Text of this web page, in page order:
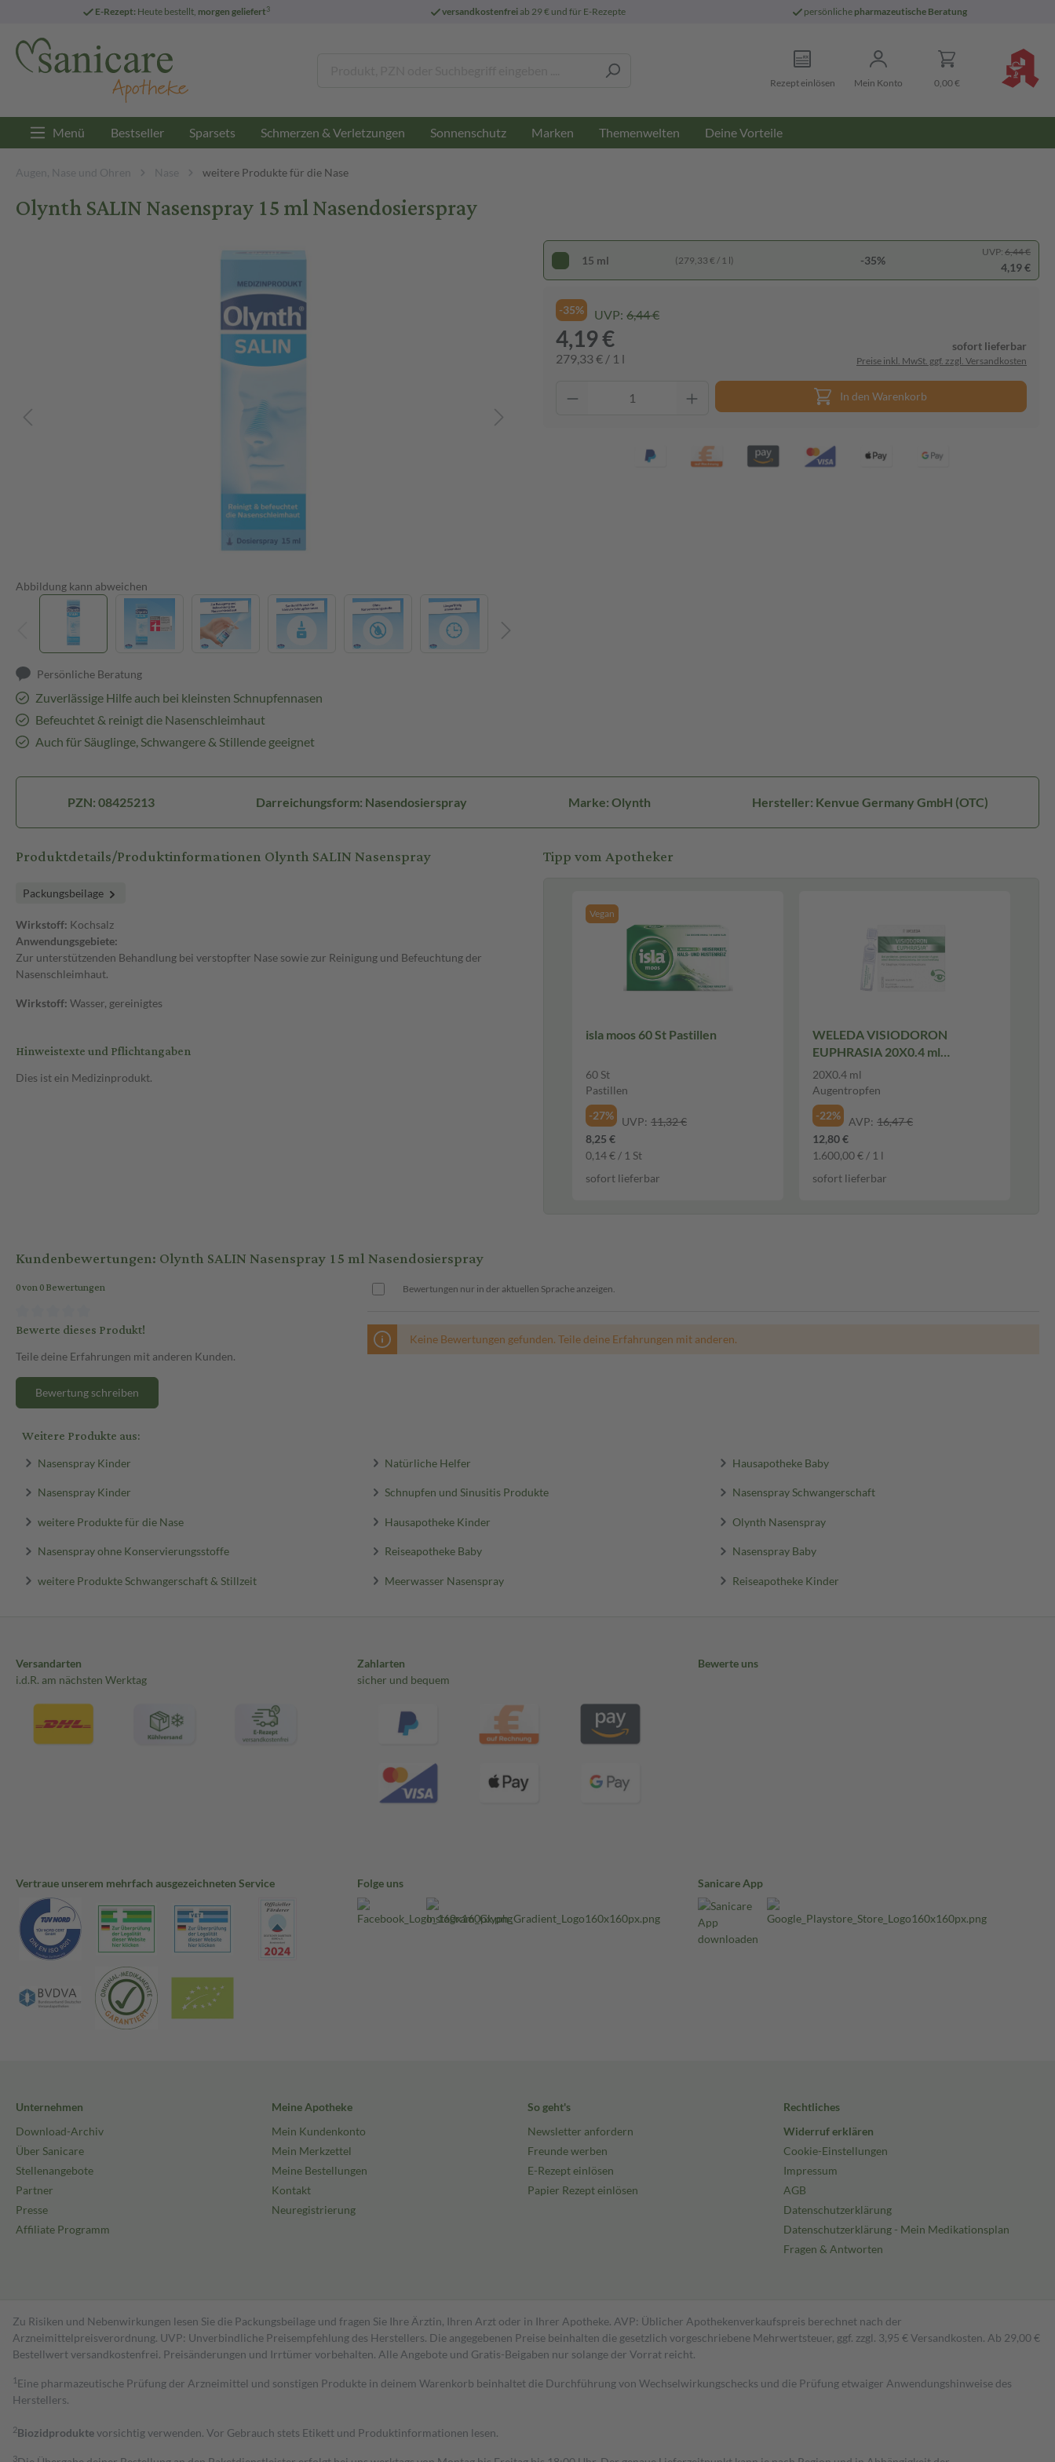
E-Rezept: Heute bestellt, morgen geliefert3 versandkostenfreiab 29 € und für E-Rezepte persönliche pharmazeutische Beratung
Rezept einlösen Mein Konto 0,00 €
Menü Bestseller Sparsets Schmerzen & Verletzungen Sonnenschutz Marken Themenwelten Deine Vorteile
Augen, Nase und Ohren Nase weitere Produkte für die Nase
Olynth SALIN Nasenspray 15 ml Nasendosierspray
Abbildung kann abweichen
Persönliche Beratung
Zuverlässige Hilfe auch bei kleinsten Schnupfennasen
Befeuchtet & reinigt die Nasenschleimhaut
Auch für Säuglinge, Schwangere & Stillende geeignet
15 ml (279,33 € / 1 l) -35%
UVP: 6,44 €
4,19 €
-35% UVP: 6,44 €
4,19 €
279,33 € / 1 l
sofort lieferbar
Preise inkl. MwSt. ggf. zzgl. Versandkosten
In den Warenkorb
PZN: 08425213 Darreichungsform: Nasendosierspray Marke: Olynth Hersteller: Kenvue Germany GmbH (OTC)
Produktdetails/Produktinformationen Olynth SALIN Nasenspray
Packungsbeilage
Wirkstoff: Kochsalz
Anwendungsgebiete:
Zur unterstützenden Behandlung bei verstopfter Nase sowie zur Reinigung und Befeuchtung der
Nasenschleimhaut.
Wirkstoff: Wasser, gereinigtes
Hinweistexte und Pflichtangaben
Dies ist ein Medizinprodukt.
Tipp vom Apotheker
Vegan
isla moos 60 St Pastillen
60 St
Pastillen
-27%
UVP: 11,32 €
8,25 €
0,14 € / 1 St
sofort lieferbar
WELEDA VISIODORON
EUPHRASIA 20X0.4 ml
Augentropfen
20X0.4 ml
Augentropfen
-22%
AVP: 16,47 €
12,80 €
1.600,00 € / 1 l
sofort lieferbar
Kundenbewertungen: Olynth SALIN Nasenspray 15 ml Nasendosierspray
0 von 0 Bewertungen
Bewerte dieses Produkt!
Teile deine Erfahrungen mit anderen Kunden.
Bewertung schreiben
Bewertungen nur in der aktuellen Sprache anzeigen.
Keine Bewertungen gefunden. Teile deine Erfahrungen mit anderen.
Weitere Produkte aus:
Nasenspray Kinder Natürliche Helfer Hausapotheke Baby
Nasenspray Kinder Schnupfen und Sinusitis Produkte Nasenspray Schwangerschaft
weitere Produkte für die Nase Hausapotheke Kinder Olynth Nasenspray
Nasenspray ohne Konservierungsstoffe Reiseapotheke Baby Nasenspray Baby
weitere Produkte Schwangerschaft & Stillzeit Meerwasser Nasenspray Reiseapotheke Kinder
Versandarten
i.d.R. am nächsten Werktag
Zahlarten
sicher und bequem
Bewerte uns
Vertraue unserem mehrfach ausgezeichneten Service Folge uns Sanicare App
Unternehmen
Download-Archiv
Über Sanicare
Stellenangebote
Partner
Presse
Affiliate Programm
Meine Apotheke
Mein Kundenkonto
Mein Merkzettel
Meine Bestellungen
Kontakt
Neuregistrierung
So geht's
Newsletter anfordern
Freunde werben
E-Rezept einlösen
Papier Rezept einlösen
Rechtliches
Widerruf erklären
Cookie-Einstellungen
Impressum
AGB
Datenschutzerklärung
Datenschutzerklärung - Mein Medikationsplan
Fragen & Antworten
Zu Risiken und Nebenwirkungen lesen Sie die Packungsbeilage und fragen Sie Ihre Ärztin, Ihren Arzt oder in Ihrer Apotheke. AVP: Üblicher Apothekenverkaufspreis berechnet nach der
Arzneimittelpreisverordnung. UVP: Unverbindliche Preisempfehlung des Herstellers. Die angegebenen Preise beinhalten die gesetzlich vorgeschriebene Mehrwertsteuer, ggf. zzgl. 3,95 € Versandkosten. Ab 29,00 €
Bestell­wert versand­kosten­frei. Preisänderungen und Irrtümer vorbehalten. Alle Angebote und Gratis-Beigaben nur solange der Vorrat reicht.
1 Eine pharmazeutische Prüfung der Arzneimittel und sonstigen Produkte in deinem Warenkorb beinhaltet die Durchführung von Wechselwirkungschecks und die Prüfung etwaiger Anwendungshinweise des
Herstellers.
2Biozidproduktevorsichtig verwenden. Vor Gebrauch stets Etikett und Produktinformationen lesen.
3